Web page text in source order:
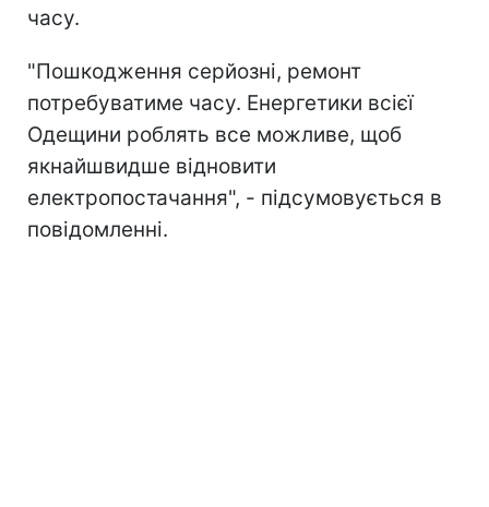
часу.
"Пошкодження серйозні, ремонт
потребуватиме часу. Енергетики всієї
Одещини роблять все можливе, щоб
якнайшвидше відновити
електропостачання", - підсумовується в
повідомленні.